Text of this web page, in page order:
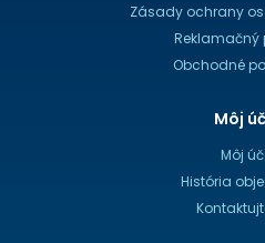
Zásady ochrany
Reklamačný
Obchodné
Môj
Môj
História